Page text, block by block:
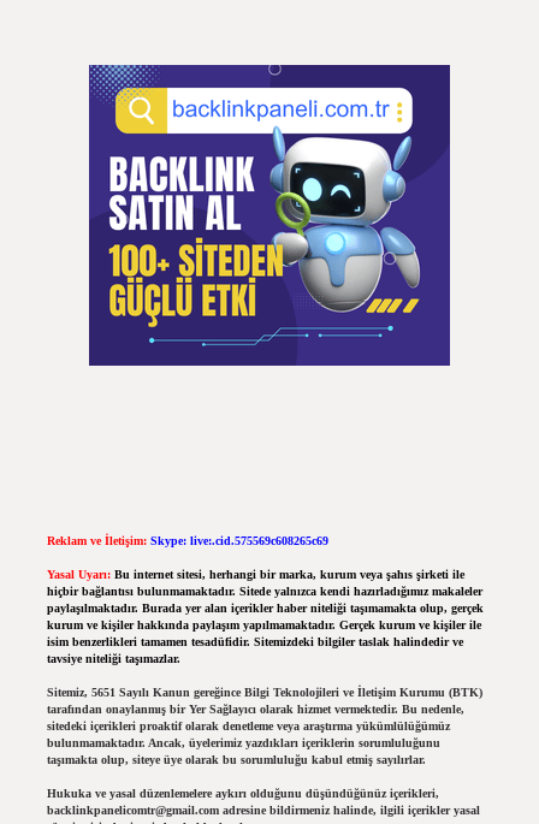
Reklam ve İletişim: Skype: live:.cid.575569c608265c69
Yasal Uyarı: Bu internet sitesi, herhangi bir marka, kurum veya şahıs şirketi ile
hiçbir bağlantısı bulunmamaktadır. Sitede yalnızca kendi hazırladığımız makaleler
paylaşılmaktadır. Burada yer alan içerikler haber niteliği taşımamakta olup, gerçek
kurum ve kişiler hakkında paylaşım yapılmamaktadır. Gerçek kurum ve kişiler ile
isim benzerlikleri tamamen tesadüfidir. Sitemizdeki bilgiler taslak halindedir ve
tavsiye niteliği taşımazlar.
Sitemiz, 5651 Sayılı Kanun gereğince Bilgi Teknolojileri ve İletişim Kurumu (BTK)
tarafından onaylanmış bir Yer Sağlayıcı olarak hizmet vermektedir. Bu nedenle,
sitedeki içerikleri proaktif olarak denetleme veya araştırma yükümlülüğümüz
bulunmamaktadır. Ancak, üyelerimiz yazdıkları içeriklerin sorumluluğunu
taşımakta olup, siteye üye olarak bu sorumluluğu kabul etmiş sayılırlar.
Hukuka ve yasal düzenlemelere aykırı olduğunu düşündüğünüz içerikleri,
backlinkpanelicomtr@gmail.comadresine bildirmeniz halinde, ilgili içerikler yasal